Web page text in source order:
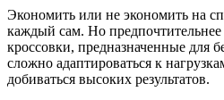
Экономить или не экономить на
каждый сам. Но предпочтительнее
кроссовки, предназначенные для
сложно адаптироваться к
добиваться высоких результатов.